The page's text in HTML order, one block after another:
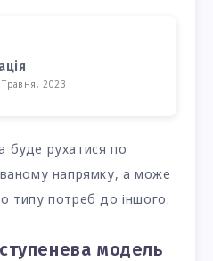
Травня, 2023
буде рухатися по
напрямку, а може
типу потреб до іншого.
модель